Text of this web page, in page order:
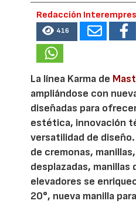
Redacción
416
La línea Karma de
ampliándose con
diseñadas para
estética, innovación
versatilidad de
de cremonas,
desplazadas, manillas
elevadores se
20°, nueva manilla